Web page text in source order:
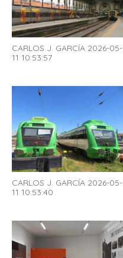
CARLOS J. GARCÍA 2026-05-
11 10:53:57
CARLOS J. GARCÍA 2026-05-
11 10:53:40